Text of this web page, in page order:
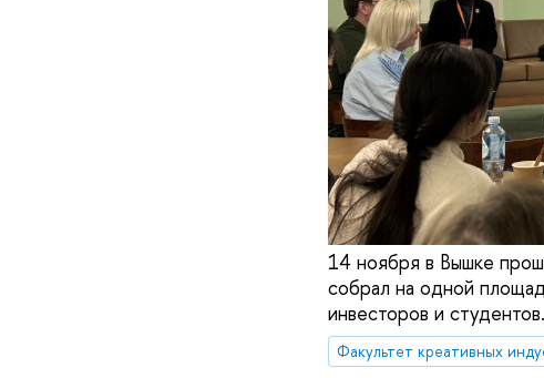
14 ноября в Вышке
собрал на одной
инвесторов и студентов.
Факультет креативных